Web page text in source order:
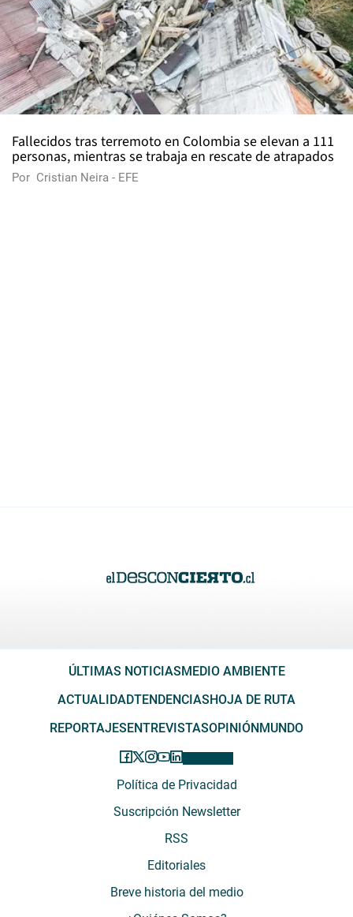
Fallecidos tras terremoto en Colombia se elevan a 111
personas, mientras se trabaja en rescate de atrapados
Por Cristian Neira - EFE
ÚLTIMAS NOTICIASMEDIO AMBIENTE
ACTUALIDADTENDENCIASHOJA DE RUTA
REPORTAJESENTREVISTASOPINIÓNMUNDO
Política de Privacidad
Suscripción Newsletter
RSS
Editoriales
Breve historia del medio